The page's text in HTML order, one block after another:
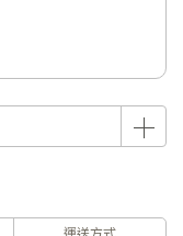
運送方式